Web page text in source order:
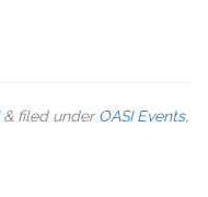
&filed underOASI Events,